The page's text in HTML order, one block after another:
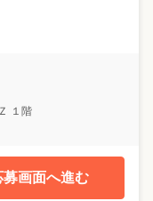
１階
募画面へ進む